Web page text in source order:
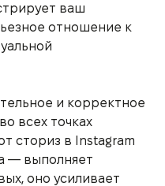
ваш
отношение к
и корректное
всех точках
сториз в Instagram
— выполняет
оно усиливает